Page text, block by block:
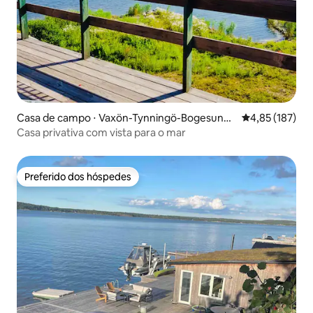
Casa de campo ⋅ Vaxön-Tynningö-Bogesund-
Granholmen
4,85 de uma
4,85 (187)
Casa privativa com vista para o mar
Preferido dos hóspedes
Preferido dos hóspedes